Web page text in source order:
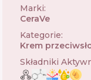
Marki:
CeraVe
Kategorie:
Krem
Składniki